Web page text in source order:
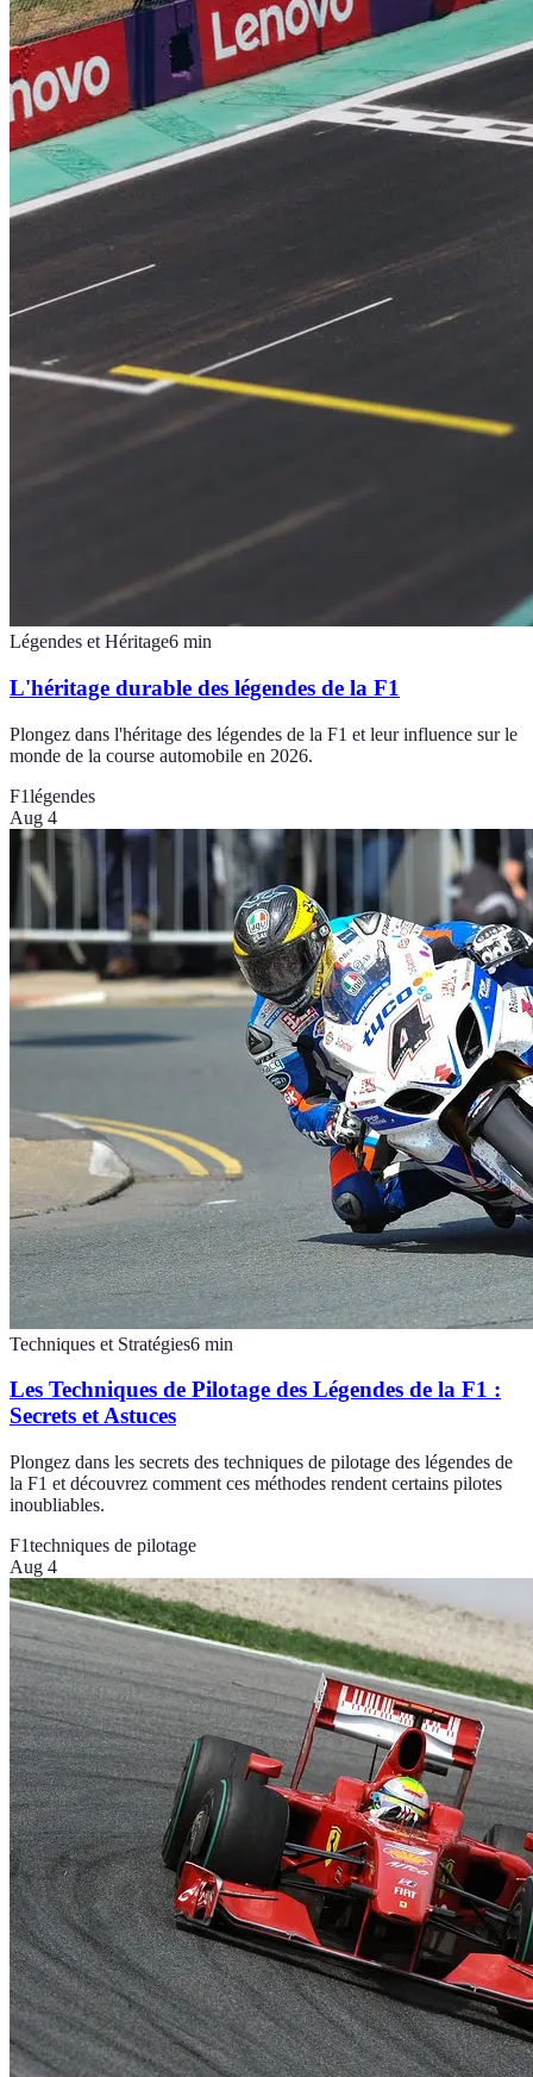
Légendes et Héritage6 min
L'héritage durable des légendes de la F1
Plongez dans l'héritage des légendes de la F1 et leur influence sur le
monde de la course automobile en 2026.
F1légendes
Aug 4
Techniques et Stratégies6 min
Les Techniques de Pilotage des Légendes de la F1 :
Secrets et Astuces
Plongez dans les secrets des techniques de pilotage des légendes de
la F1 et découvrez comment ces méthodes rendent certains pilotes
inoubliables.
F1techniques de pilotage
Aug 4